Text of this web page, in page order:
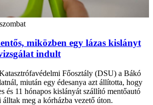
miközben egy lázas kislányt
indult
Főosztály (DSU) a Bákó
miután egy édesanya azt állította, hogy
és 11 hónapos kislányát szállító mentőautó
meg a kórházba vezető úton.